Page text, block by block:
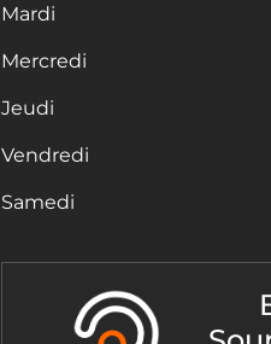
Mardi
Mercredi
Jeudi
Vendredi
Samedi